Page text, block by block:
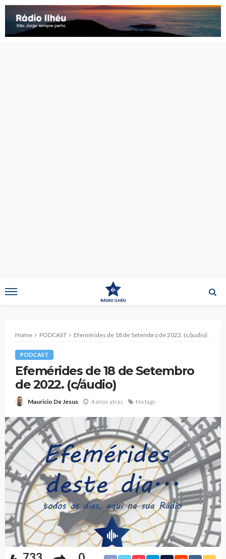
Home PODCAST Efemérides de 18 de Setembro de 2022. (c/áudio)
PODCAST
Efemérides de 18 de Setembro
de 2022. (c/áudio)
Mauricio De Jesus 4 anos atrás No tags